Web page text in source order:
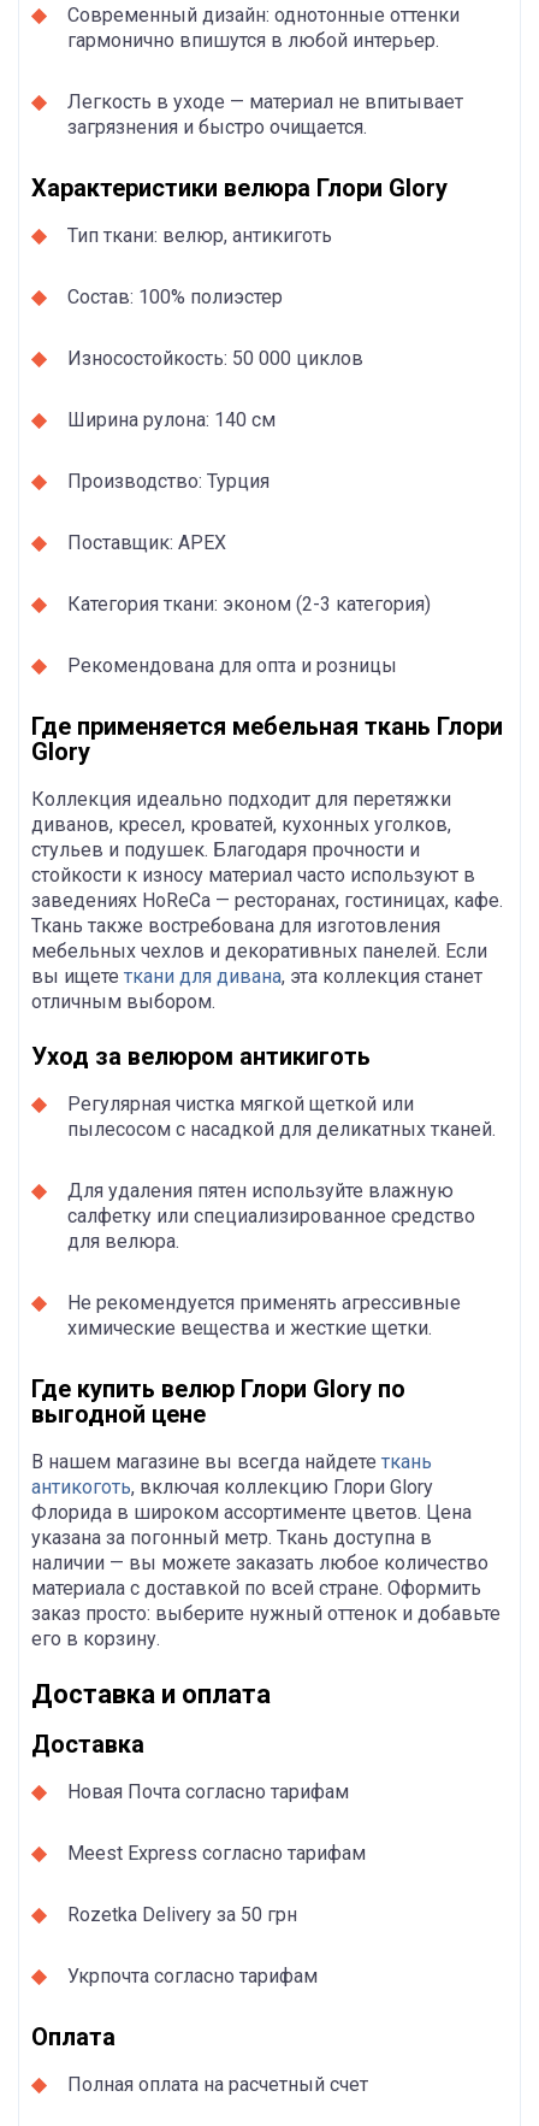
Современный дизайн: однотонные оттенки
гармонично впишутся в любой интерьер.
Легкость в уходе — материал не впитывает
загрязнения и быстро очищается.
Характеристики велюра Глори Glory
Тип ткани: велюр, антикиготь
Состав: 100% полиэстер
Износостойкость: 50 000 циклов
Ширина рулона: 140 см
Производство: Турция
Поставщик: APEX
Категория ткани: эконом (2-3 категория)
Рекомендована для опта и розницы
Где применяется мебельная ткань Глори
Glory
Коллекция идеально подходит для перетяжки
диванов, кресел, кроватей, кухонных уголков,
стульев и подушек. Благодаря прочности и
стойкости к износу материал часто используют в
заведениях HoReCa — ресторанах, гостиницах, кафе.
Ткань также востребована для изготовления
мебельных чехлов и декоративных панелей. Если
вы ищете ткани для дивана, эта коллекция станет
отличным выбором.
Уход за велюром антикиготь
Регулярная чистка мягкой щеткой или
пылесосом с насадкой для деликатных тканей.
Для удаления пятен используйте влажную
салфетку или специализированное средство
для велюра.
Не рекомендуется применять агрессивные
химические вещества и жесткие щетки.
Где купить велюр Глори Glory по
выгодной цене
В нашем магазине вы всегда найдете ткань
антикоготь, включая коллекцию Глори Glory
Флорида в широком ассортименте цветов. Цена
указана за погонный метр. Ткань доступна в
наличии — вы можете заказать любое количество
материала с доставкой по всей стране. Оформить
заказ просто: выберите нужный оттенок и добавьте
его в корзину.
Доставка и оплата
Доставка
Новая Почта согласно тарифам
Meest Express согласно тарифам
Rozetka Delivery за 50 грн
Укрпочта согласно тарифам
Оплата
Полная оплата на расчетный счет